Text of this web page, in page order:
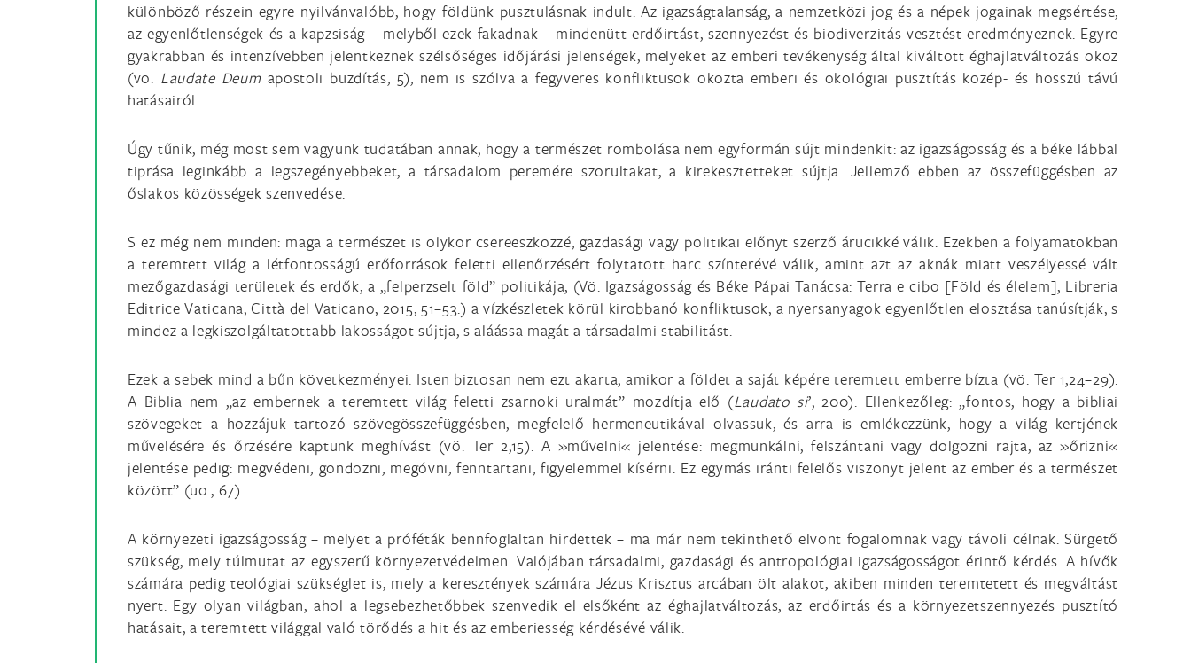
különböző részein egyre nyilvánvalóbb, hogy földünk pusztulásnak indult. Az igazságtalanság, a nemzetközi jog és a népek jogainak megsértése,
az egyenlőtlenségek és a kapzsiság – melyből ezek fakadnak – mindenütt erdőirtást, szennyezést és biodiverzitás-vesztést eredményeznek. Egyre
gyakrabban és intenzívebben jelentkeznek szélsőséges időjárási jelenségek, melyeket az emberi tevékenység által kiváltott éghajlatváltozás okoz
(vö. Laudate Deum apostoli buzdítás, 5), nem is szólva a fegyveres konfliktusok okozta emberi és ökológiai pusztítás közép- és hosszú távú
hatásairól.
Úgy tűnik, még most sem vagyunk tudatában annak, hogy a természet rombolása nem egyformán sújt mindenkit: az igazságosság és a béke lábbal
tiprása leginkább a legszegényebbeket, a társadalom peremére szorultakat, a kirekesztetteket sújtja. Jellemző ebben az összefüggésben az
őslakos közösségek szenvedése.
S ez még nem minden: maga a természet is olykor csereeszközzé, gazdasági vagy politikai előnyt szerző árucikké válik. Ezekben a folyamatokban
a teremtett világ a létfontosságú erőforrások feletti ellenőrzésért folytatott harc színterévé válik, amint azt az aknák miatt veszélyessé vált
mezőgazdasági területek és erdők, a „felperzselt föld” politikája, (Vö. Igazságosság és Béke Pápai Tanácsa: Terra e cibo [Föld és élelem], Libreria
Editrice Vaticana, Città del Vaticano, 2015, 51–53.) a vízkészletek körül kirobbanó konfliktusok, a nyersanyagok egyenlőtlen elosztása tanúsítják, s
mindez a legkiszolgáltatottabb lakosságot sújtja, s aláássa magát a társadalmi stabilitást.
Ezek a sebek mind a bűn következményei. Isten biztosan nem ezt akarta, amikor a földet a saját képére teremtett emberre bízta (vö. Ter 1,24–29).
A Biblia nem „az embernek a teremtett világ feletti zsarnoki uralmát” mozdítja elő (Laudato si’, 200). Ellenkezőleg: „fontos, hogy a bibliai
szövegeket a hozzájuk tartozó szövegösszefüggésben, megfelelő hermeneutikával olvassuk, és arra is emlékezzünk, hogy a világ kertjének
művelésére és őrzésére kaptunk meghívást (vö. Ter 2,15). A »művelni« jelentése: megmunkálni, felszántani vagy dolgozni rajta, az »őrizni«
jelentése pedig: megvédeni, gondozni, megóvni, fenntartani, figyelemmel kísérni. Ez egymás iránti felelős viszonyt jelent az ember és a természet
között” (uo., 67).
A környezeti igazságosság – melyet a próféták bennfoglaltan hirdettek – ma már nem tekinthető elvont fogalomnak vagy távoli célnak. Sürgető
szükség, mely túlmutat az egyszerű környezetvédelmen. Valójában társadalmi, gazdasági és antropológiai igazságosságot érintő kérdés. A hívők
számára pedig teológiai szükséglet is, mely a keresztények számára Jézus Krisztus arcában ölt alakot, akiben minden teremtetett és megváltást
nyert. Egy olyan világban, ahol a legsebezhetőbbek szenvedik el elsőként az éghajlatváltozás, az erdőirtás és a környezetszennyezés pusztító
hatásait, a teremtett világgal való törődés a hit és az emberiesség kérdésévé válik.